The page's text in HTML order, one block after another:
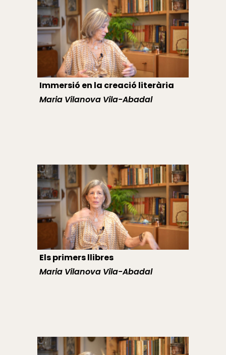
Immersió en la creació literària
Maria Vilanova Vila-Abadal
Els primers llibres
Maria Vilanova Vila-Abadal